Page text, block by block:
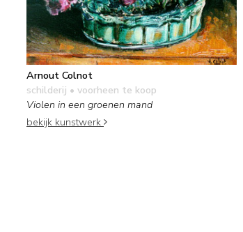
Arnout Colnot
schilderij • voorheen te koop
Violen in een groenen mand
bekijk kunstwerk